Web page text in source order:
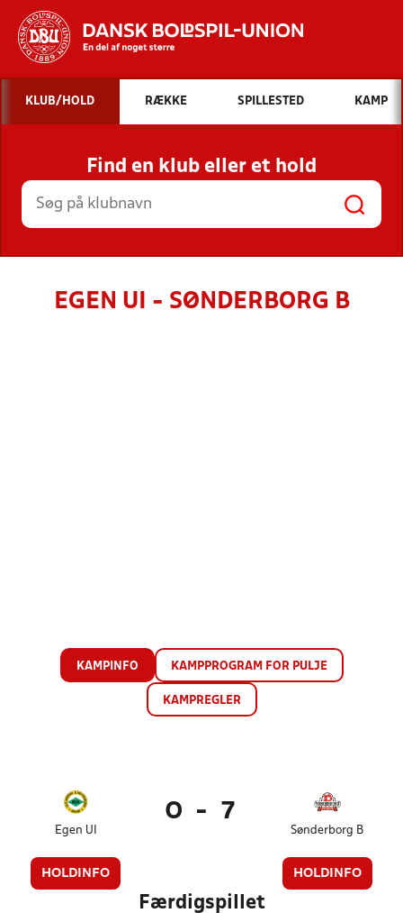
Hvad vil du søge efter?
INDHOLD OG NYHEDER
STILLINGER, RESULTATER, KLUBBER OG
HOLD
KLUB/HOLD RÆKKE SPILLESTED KAMP
Find en klub eller et hold
EGEN UI - SØNDERBORG B
KAMPINFO KAMPPROGRAM FOR PULJE
KAMPREGLER
Egen UI
HOLDINFO
0 - 7
Sønderborg B
HOLDINFO
Færdigspillet